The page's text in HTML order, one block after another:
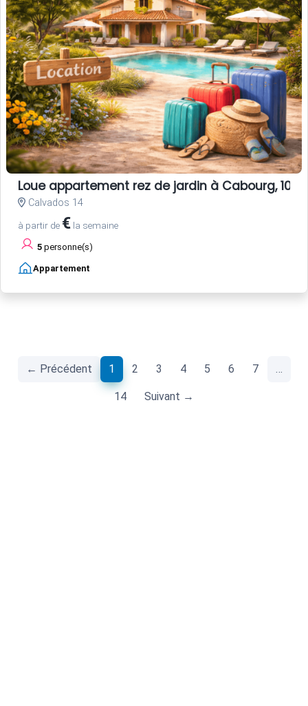
Loue appartement rez de jardin à Cabourg, 100
Calvados 14
à partir de € la semaine
5 personne(s)
Appartement
← Précédent 1 (current)
2 3 4 5 6 7 …
14 Suivant →